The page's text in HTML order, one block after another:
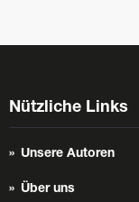
Nützliche Links
Unsere Autoren
Über uns